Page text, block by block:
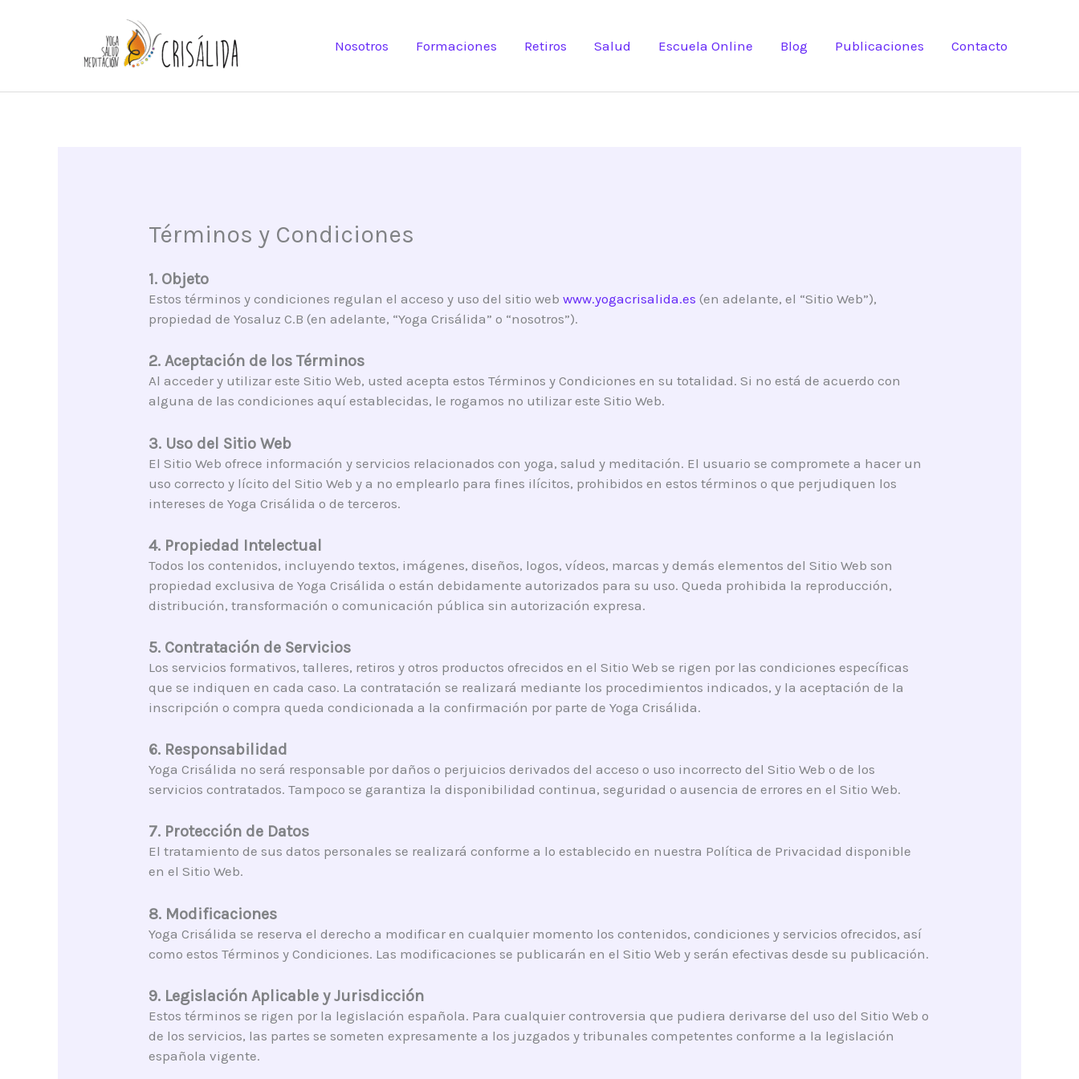
Nosotros Formaciones Retiros Salud Escuela Online Blog Publicaciones Contacto
Términos y Condiciones
1. Objeto
Estos términos y condiciones regulan el acceso y uso del sitio webwww.yogacrisalida.es (en adelante, el “Sitio Web”),
propiedad de Yosaluz C.B (en adelante, “Yoga Crisálida” o “nosotros”).
2. Aceptación de los Términos
Al acceder y utilizar este Sitio Web, usted acepta estos Términos y Condiciones en su totalidad. Si no está de acuerdo con
alguna de las condiciones aquí establecidas, le rogamos no utilizar este Sitio Web.
3. Uso del Sitio Web
El Sitio Web ofrece información y servicios relacionados con yoga, salud y meditación. El usuario se compromete a hacer un
uso correcto y lícito del Sitio Web y a no emplearlo para fines ilícitos, prohibidos en estos términos o que perjudiquen los
intereses de Yoga Crisálida o de terceros.
4. Propiedad Intelectual
Todos los contenidos, incluyendo textos, imágenes, diseños, logos, vídeos, marcas y demás elementos del Sitio Web son
propiedad exclusiva de Yoga Crisálida o están debidamente autorizados para su uso. Queda prohibida la reproducción,
distribución, transformación o comunicación pública sin autorización expresa.
5. Contratación de Servicios
Los servicios formativos, talleres, retiros y otros productos ofrecidos en el Sitio Web se rigen por las condiciones específicas
que se indiquen en cada caso. La contratación se realizará mediante los procedimientos indicados, y la aceptación de la
inscripción o compra queda condicionada a la confirmación por parte de Yoga Crisálida.
6. Responsabilidad
Yoga Crisálida no será responsable por daños o perjuicios derivados del acceso o uso incorrecto del Sitio Web o de los
servicios contratados. Tampoco se garantiza la disponibilidad continua, seguridad o ausencia de errores en el Sitio Web.
7. Protección de Datos
El tratamiento de sus datos personales se realizará conforme a lo establecido en nuestra Política de Privacidad disponible
en el Sitio Web.
8. Modificaciones
Yoga Crisálida se reserva el derecho a modificar en cualquier momento los contenidos, condiciones y servicios ofrecidos, así
como estos Términos y Condiciones. Las modificaciones se publicarán en el Sitio Web y serán efectivas desde su publicación.
9. Legislación Aplicable y Jurisdicción
Estos términos se rigen por la legislación española. Para cualquier controversia que pudiera derivarse del uso del Sitio Web o
de los servicios, las partes se someten expresamente a los juzgados y tribunales competentes conforme a la legislación
española vigente.